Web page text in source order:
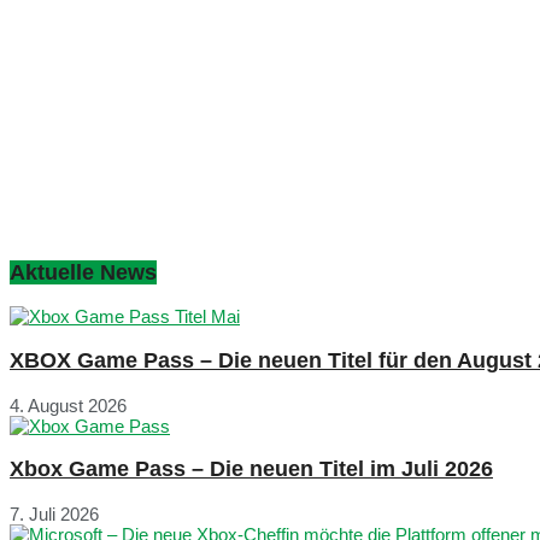
Aktuelle News
XBOX Game Pass – Die neuen Titel für den August
4. August 2026
Xbox Game Pass – Die neuen Titel im Juli 2026
7. Juli 2026